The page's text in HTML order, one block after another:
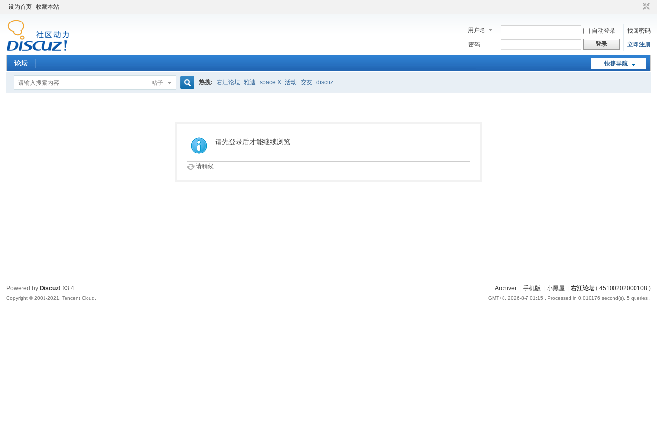
设为首页 收藏本站
用户名 自动登录
找回密码
密码
登录 立即注册
快捷导航
论坛
帖子 热搜: 右江论坛 雅迪 space X 活动 交友 discuz
请先登录后才能继续浏览
请稍候...
Archiver 手机版 小黑屋 右江论坛( 45100202000108)
GMT+8, 2026-8-7 01:15 , Processed in 0.010176 second(s), 5 queries .
Powered by Discuz! X3.4
Copyright © 2001-2021, Tencent Cloud.